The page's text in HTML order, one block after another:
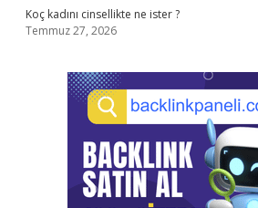
Koç kadını cinsellikte ne ister ?
Temmuz 27, 2026